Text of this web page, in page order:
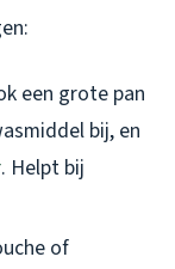
een grote pan
bij, en
. Helpt bij
of